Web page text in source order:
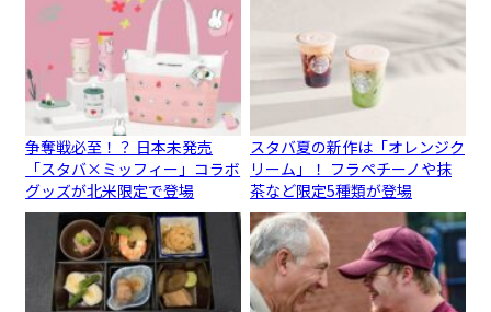
争奪戦必至！？ 日本未発売
「スタバ×ミッフィー」コラボ
グッズが北米限定で登場
スタバ夏の新作は「オレンジク
リーム」！ フラペチーノや抹
茶など限定5種類が登場